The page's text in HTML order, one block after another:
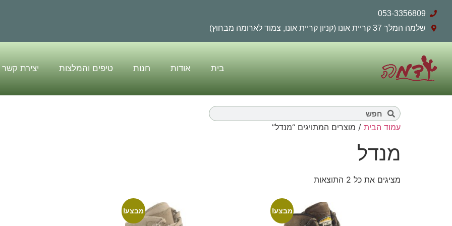
053-3356809
שלמה המלך 37 קריית אונו (קניון קריית אונו, צמוד לארומה מבחוץ)
בית אודות חנות טיפים והמלצות יצירת קשר
עמוד הבית / מוצרים המתויגים “מנדל”
מנדל
מציגים את כל ⁦2⁩ התוצאות
מבצע! מבצע!